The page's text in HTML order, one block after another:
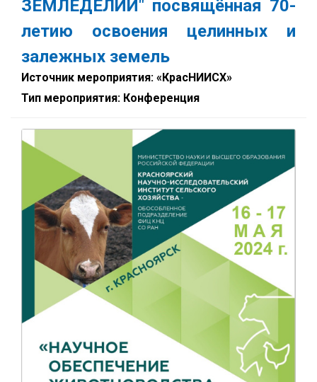
ЗЕМЛЕДЕЛИИ" посвящённая 70-
летию освоения целинных и
залежных земель
Источник мероприятия: «КрасНИИСХ»
Тип мероприятия: Конференция